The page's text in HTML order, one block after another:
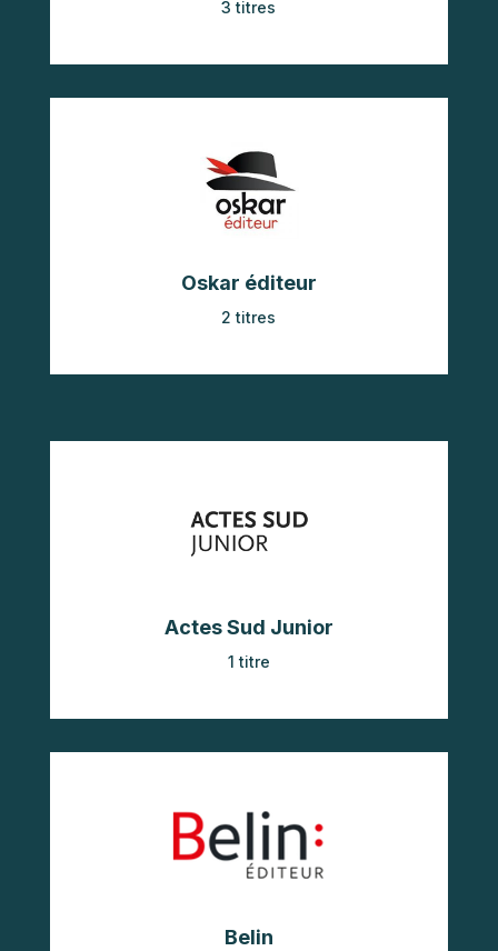
3 titres
Oskar éditeur
2 titres
Actes Sud Junior
1 titre
Belin